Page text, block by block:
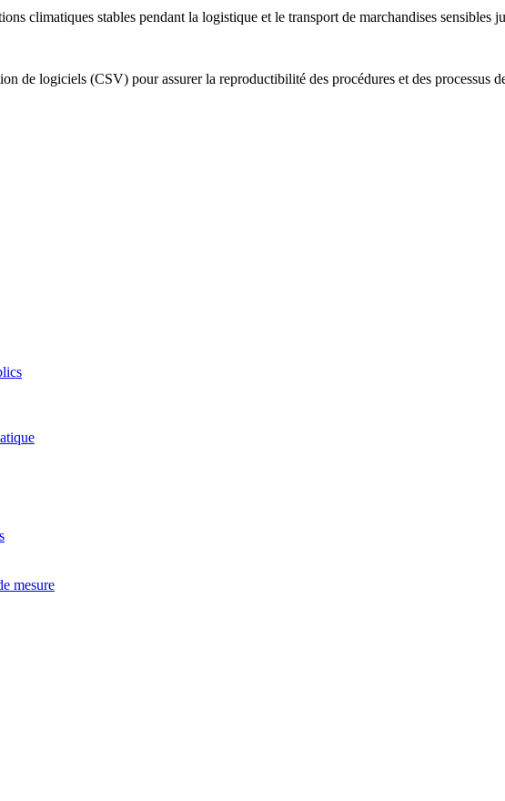
climatiques stables pendant la logistique et le transport de marchandises sensibles
de logiciels (CSV) pour assurer la reproductibilité des procédures et des processus
mesure